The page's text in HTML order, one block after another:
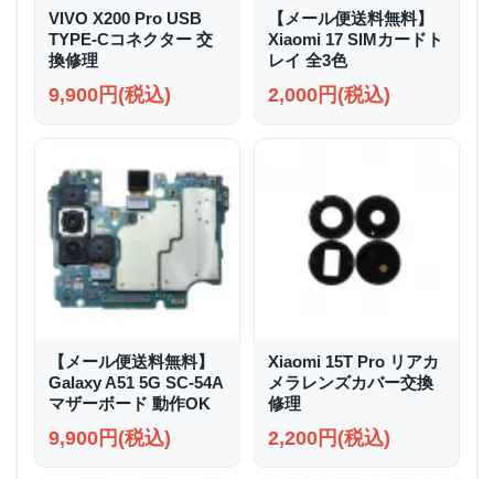
VIVO X200 Pro USB
TYPE-Cコネクター 交
換修理
9,900円(税込)
【メール便送料無料】
Xiaomi 17 SIMカードト
レイ 全3色
2,000円(税込)
【メール便送料無料】
Galaxy A51 5G SC-54A
マザーボード 動作OK
9,900円(税込)
Xiaomi 15T Pro リアカ
メラレンズカバー交換
修理
2,200円(税込)